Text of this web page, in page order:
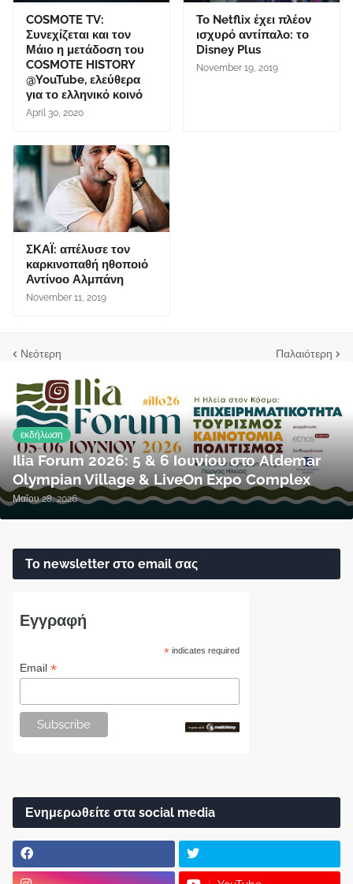
COSMOTE TV:
Συνεχίζεται και τον
Μάιο η μετάδοση του
COSMOTE HISTORY
@YouTube, ελεύθερα
για το ελληνικό κοινό
April 30, 2020
Το Netflix έχει πλέον
ισχυρό αντίπαλο: το
Disney Plus
November 19, 2019
ΣΚΑΪ: απέλυσε τον
καρκινοπαθή ηθοποιό
Αντίνοο Αλμπάνη
November 11, 2019
Νεότερη Παλαιότερη
εκδήλωση
Ilia Forum 2026: 5 & 6 Ιουνίου στο Aldemar
Olympian Village & LiveOn Expo Complex
Μαΐου 28, 2026
Το newsletter στο email σας
Εγγραφή
* indicates required
Email *
Ενημερωθείτε στα social media